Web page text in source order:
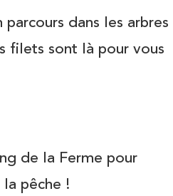
dans les arbres
filets sont là pour vous
de la Ferme pour
pêche !